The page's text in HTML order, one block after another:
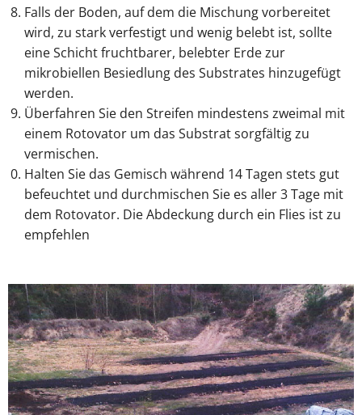
Falls der Boden, auf dem die Mischung vorbereitet
wird, zu stark verfestigt und wenig belebt ist, sollte
eine Schicht fruchtbarer, belebter Erde zur
mikrobiellen Besiedlung des Substrates hinzugefügt
werden.
Überfahren Sie den Streifen mindestens zweimal mit
einem Rotovator um das Substrat sorgfältig zu
vermischen.
Halten Sie das Gemisch während 14 Tagen stets gut
befeuchtet und durchmischen Sie es aller 3 Tage mit
dem Rotovator. Die Abdeckung durch ein Flies ist zu
empfehlen